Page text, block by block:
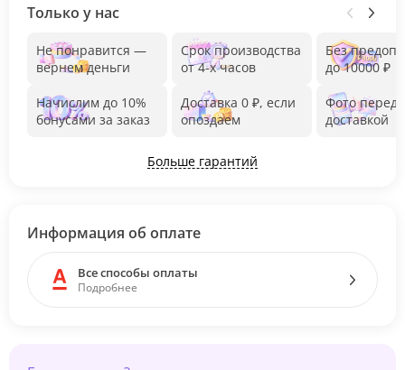
Только у нас
Не понравится —
вернем деньги
Начислим до 10%
бонусами за заказ
Срок производства
от 4-х часов
Доставка 0 ₽, если
опоздаем
Без
до 10000 ₽
Фото перед
доставкой
Больше гарантий
Информация об оплате
Все способы оплаты
Подробнее